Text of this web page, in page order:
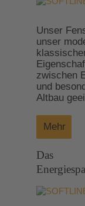
Unser
unser
zwischen
und
Altbau
Mehr
Das